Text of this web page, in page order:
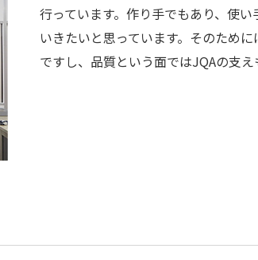
行っています。作り手でもあり、使
いきたいと思っています。そのため
ですし、品質という面ではJQAの支